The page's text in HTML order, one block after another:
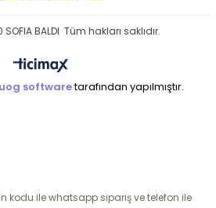
BALDI Tüm hakları saklıdır.
softwaretarafından yapılmıştır.
kodu ile whatsapp sipariş ve telefon ile